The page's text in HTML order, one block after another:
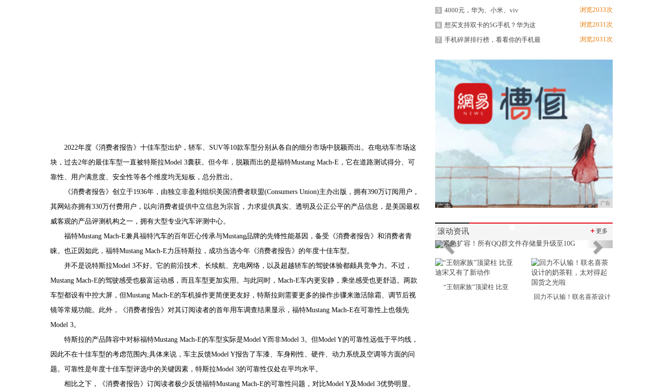
2022年度《消费者报告》十佳车型出炉，轿车、SUV等10款车型分别从各自的细分市场中脱颖而出。在电动车市场这
块，过去2年的最佳车型一直被特斯拉Model 3囊获。但今年，脱颖而出的是福特Mustang Mach-E，它在道路测试得分、可
靠性、用户满意度、安全性等各个维度均无短板，总分胜出。
《消费者报告》创立于1936年，由独立非盈利组织美国消费者联盟(Consumers Union)主办出版，拥有390万订阅用户，
其网站亦拥有330万付费用户，以向消费者提供中立信息为宗旨，力求提供真实、透明及公正公平的产品信息，是美国最权
威客观的产品评测机构之一，拥有大型专业汽车评测中心。
福特Mustang Mach-E兼具福特汽车的百年匠心传承与Mustang品牌的先锋性能基因，备受《消费者报告》和消费者青
睐。也正因如此，福特Mustang Mach-E力压特斯拉，成功当选今年《消费者报告》的年度十佳车型。
并不是说特斯拉Model 3不好。它的前沿技术、长续航、充电网络，以及超越轿车的驾驶体验都颇具竞争力。不过，
Mustang Mach-E的驾驶感受也极富运动感，而且车型更加实用。与此同时，Mach-E车内更安静，乘坐感受也更舒适。两款
车型都设有中控大屏，但Mustang Mach-E的车机操作更简便更友好，特斯拉则需要更多的操作步骤来激活除霜、调节后视
镜等常规功能。此外，《消费者报告》对其订阅读者的首年用车调查结果显示，福特Mustang Mach-E在可靠性上也领先
Model 3。
特斯拉的产品阵容中对标福特Mustang Mach-E的车型实际是Model Y而非Model 3。但Model Y的可靠性远低于平均线，
因此不在十佳车型的考虑范围内;具体来说，车主反馈Model Y报告了车漆、车身刚性、硬件、动力系统及空调等方面的问
题。可靠性是年度十佳车型评选中的关键因素，特斯拉Model 3的可靠性仅处在平均水平。
相比之下，《消费者报告》订阅读者极少反馈福特Mustang Mach-E的可靠性问题，对比Model Y及Model 3优势明显。
5 4000元，华为、小米、viv 浏览2033次
6 想买支持双卡的5G手机？华为这 浏览2031次
7 手机碎屏排行榜，看看你的手机最 浏览2031次
广告
滚动资讯 ＋更多
Previous Next
“王朝家族”顶梁柱 比亚
回力不认输！联名喜茶设计